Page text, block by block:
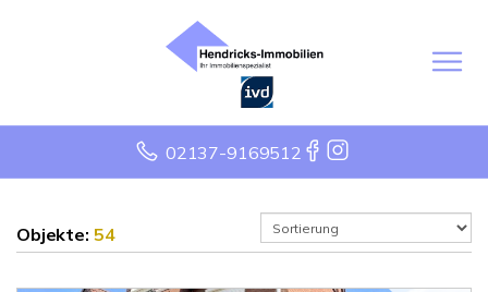
02137-9169512
Objekte: 54